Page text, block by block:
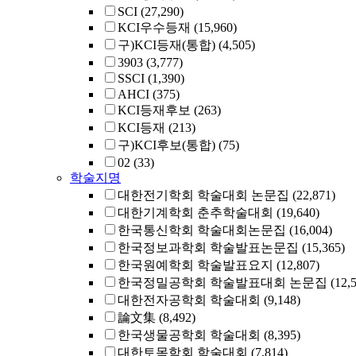
SCI (27,290)
KCI우수등재 (15,960)
구)KCI등재(통합) (4,505)
3903 (3,777)
SSCI (1,390)
AHCI (375)
KCI등재후보 (263)
KCI등재 (213)
구)KCI후보(통합) (75)
02 (33)
학술지명
대한전기학회 학술대회 논문집 (22,871)
대한기계학회 춘추학술대회 (19,640)
한국통신학회 학술대회논문집 (16,004)
한국정보과학회 학술발표논문집 (15,365)
한국원예학회 학술발표요지 (12,807)
한국정밀공학회 학술발표대회 논문집
대한전자공학회 학술대회 (9,148)
論文集 (8,492)
한국생물공학회 학술대회 (8,395)
대한토목학회 학술대회 (7,814)